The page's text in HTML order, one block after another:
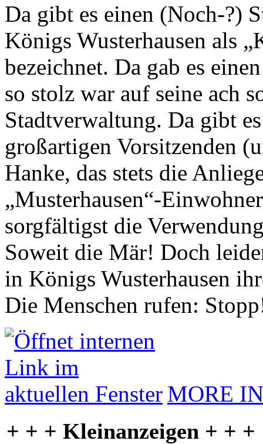
Da gibt es einen (Noch-?)
Königs Wusterhausen als
bezeichnet. Da gab es
so stolz war auf seine ach
Stadtverwaltung. Da gibt
großartigen Vorsitzenden
Hanke, das stets die
„Musterhausen“-
sorgfältigst die
Soweit die Mär! Doch
in Königs Wusterhausen
Die Menschen rufen:
MORE
+ + + Kleinanzeigen + + +